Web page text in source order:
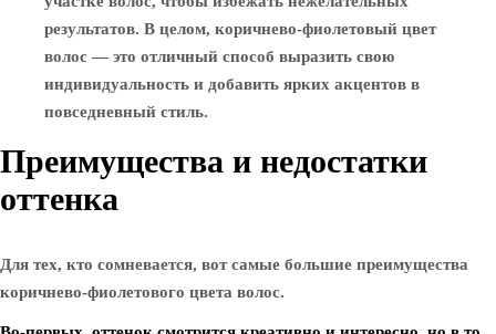
результатов. В целом, коричнево-фиолетовый цвет
волос — это отличный способ выразить свою
индивидуальность и добавить ярких акцентов в
повседневный стиль.
Преимущества и недостатки
оттенка
Для тех, кто сомневается, вот самые большие преимущества
коричнево-фиолетового цвета волос.